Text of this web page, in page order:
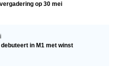
op 30 mei
debuteert in M1 met winst